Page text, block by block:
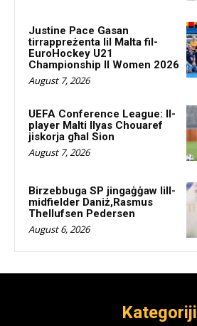
Justine Pace Gasan
tirrappreżenta lil Malta fil-
EuroHockey U21
Championship II Women 2026
August 7, 2026
UEFA Conference League: Il-
player Malti Ilyas Chouaref
jiskorja għal Sion
August 7, 2026
Birzebbuga SP jingaġġaw lill-
midfielder Daniż,Rasmus
Thellufsen Pedersen
August 6, 2026
Kategoriji